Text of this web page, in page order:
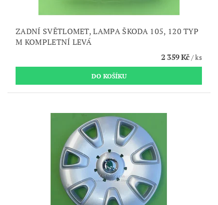
ZADNÍ SVĚTLOMET, LAMPA ŠKODA 105, 120 TYP
M KOMPLETNÍ LEVÁ
2 359 Kč/ ks